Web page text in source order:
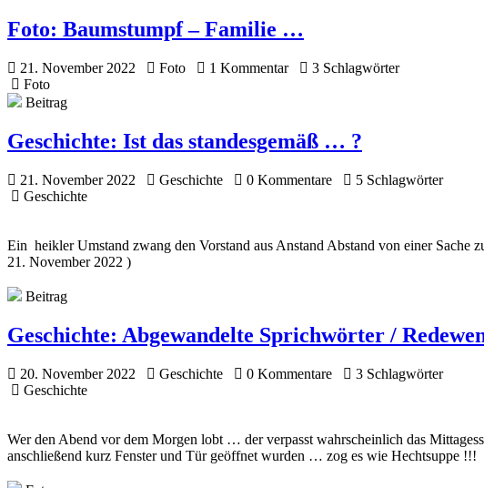
Foto: Baumstumpf – Familie …
21. November 2022 Foto 1 Kommentar
3 Schlagwörter
Foto
Beitrag
Geschichte: Ist das standesgemäß … ?
21. November 2022 Geschichte 0 Kommentare
5 Schlagwörter
Geschichte
Ein heikler Umstand zwang den Vorstand aus Anstand Abstand von einer
21. November 2022 )
Beitrag
Geschichte: Abgewandelte Sprichwörter /
20. November 2022 Geschichte 0 Kommentare
3 Schlagwörter
Geschichte
Wer den Abend vor dem Morgen lobt … der verpasst wahrscheinlich das
anschließend kurz Fenster und Tür geöffnet wurden … zog es wie Hechtsuppe